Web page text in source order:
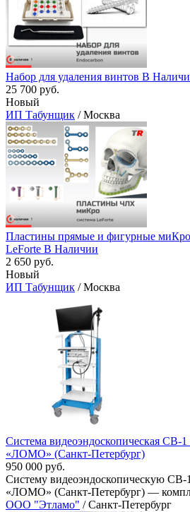
Набор для удаления винтов В
25 700 руб.
Новый
ИП Табунщик / Москва
Пластины прямые и фигурные
LeForte В Наличии
2 650 руб.
Новый
ИП Табунщик / Москва
Система видеоэндоскопическая СВ-
«ЛОМО» (Санкт-Петербург)
950 000 руб.
Систему видеоэндоскопическую СВ-
«ЛОМО» (Санкт-Петербург) —
ООО "Этламо" / Санкт-Петербург